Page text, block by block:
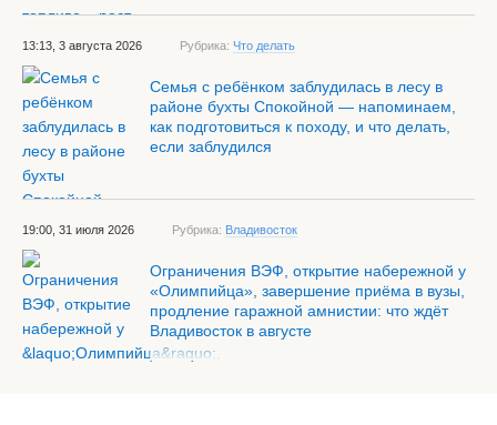
13:13, 3 августа 2026 Рубрика: Что делать
Семья с ребёнком заблудилась в лесу в
районе бухты Спокойной — напоминаем,
как подготовиться к походу, и что делать,
если заблудился
19:00, 31 июля 2026 Рубрика: Владивосток
Ограничения ВЭФ, открытие набережной у
«Олимпийца», завершение приёма в вузы,
продление гаражной амнистии: что ждёт
Владивосток в августе